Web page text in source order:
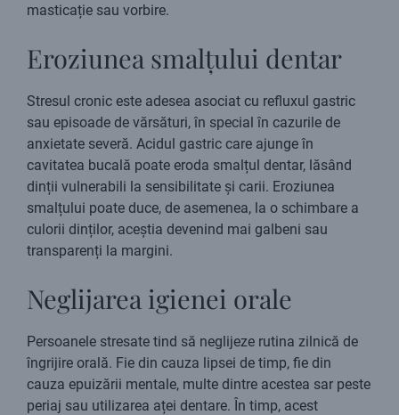
masticație sau vorbire.
Eroziunea smalțului dentar
Stresul cronic este adesea asociat cu refluxul gastric
sau episoade de vărsături, în special în cazurile de
anxietate severă. Acidul gastric care ajunge în
cavitatea bucală poate eroda smalțul dentar, lăsând
dinții vulnerabili la sensibilitate și carii. Eroziunea
smalțului poate duce, de asemenea, la o schimbare a
culorii dinților, aceștia devenind mai galbeni sau
transparenți la margini.
Neglijarea igienei orale
Persoanele stresate tind să neglijeze rutina zilnică de
îngrijire orală. Fie din cauza lipsei de timp, fie din
cauza epuizării mentale, multe dintre acestea sar peste
periaj sau utilizarea aței dentare. În timp, acest